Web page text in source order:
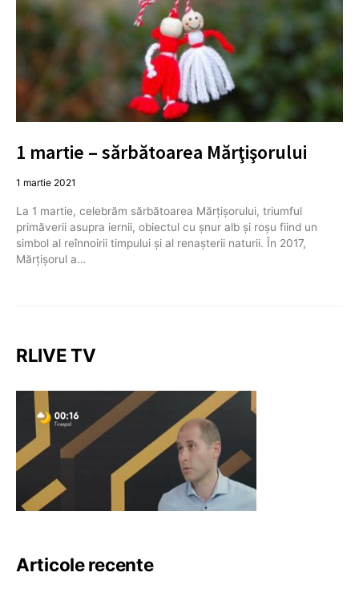
1 martie – sărbătoarea Mărţişorului
1 martie 2021
La 1 martie, celebrăm sărbătoarea Mărţişorului, triumful
primăverii asupra iernii, obiectul cu şnur alb şi roşu fiind un
simbol al reînnoirii timpului şi al renaşterii naturii. În 2017,
Mărţişorul a…
RLIVE TV
Articole recente